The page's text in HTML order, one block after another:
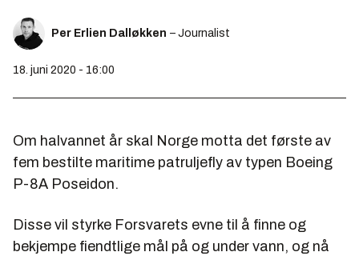
Per Erlien Dalløkken – Journalist
18. juni 2020 - 16:00
Om halvannet år skal Norge motta det første av
fem bestilte maritime patruljefly av typen Boeing
P-8A Poseidon.
Disse vil styrke Forsvarets evne til å finne og
bekjempe fiendtlige mål på og under vann, og nå